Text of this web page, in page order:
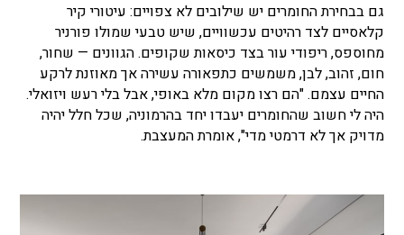
גם בבחירת החומרים יש שילובים לא צפויים: עיטורי קיר
קלאסיים לצד רהיטים עכשוויים, שיש טבעי שמולו פורניר
מחוספס, ריפודי עור בצד כיסאות שקופים. הגוונים — שחור,
חום, זהוב, לבן, משמשים כתפאורה עשירה אך מאוזנת לרקע
החיים עצמם. "הם רצו מקום מלא באופי, אבל בלי רעש ויזואלי.
היה לי חשוב שהחומרים יעבדו יחד בהרמוניה, שכל חלל יהיה
מדויק אך לא דרמטי מדי", אומרת המעצבת.